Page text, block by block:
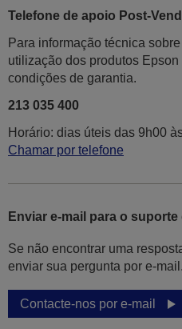
Telefone de apoio Post-
Para informação técnica
utilização dos produtos
condições de garantia.
213 035 400
Horário: dias úteis das 9h00
Chamar por telefone
Enviar e-mail para o suporte
Se não encontrar uma
enviar sua pergunta por e-mail.
Contacte-nos por e-mail